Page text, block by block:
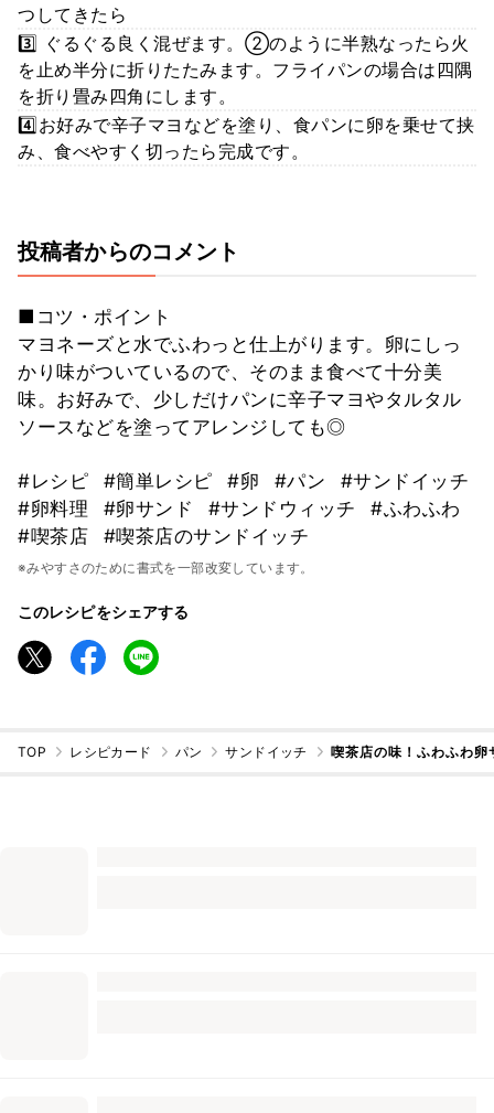
つしてきたら
3️⃣ ぐるぐる良く混ぜます。②のように半熟なったら火
を止め半分に折りたたみます。フライパンの場合は四隅
を折り畳み四角にします。
4️⃣お好みで辛子マヨなどを塗り、食パンに卵を乗せて挟
み、食べやすく切ったら完成です。
投稿者からのコメント
■コツ・ポイント
マヨネーズと水でふわっと仕上がります。卵にしっ
かり味がついているので、そのまま食べて十分美
味。お好みで、少しだけパンに辛子マヨやタルタル
ソースなどを塗ってアレンジしても◎
#レシピ #簡単レシピ #卵 #パン
#サンドイッチ
#卵料理
#卵サンド #サンドウィッチ
#ふわふわ
#喫茶店
#喫茶店のサンドイッチ
※みやすさのために書式を一部改変しています。
このレシピをシェアする
TOP レシピカード パン サンドイッチ 喫茶店の味！ふわふわ卵